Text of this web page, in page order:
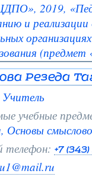
2019,
и реализации
Резеда
Учитель
учебные
Основы
+7